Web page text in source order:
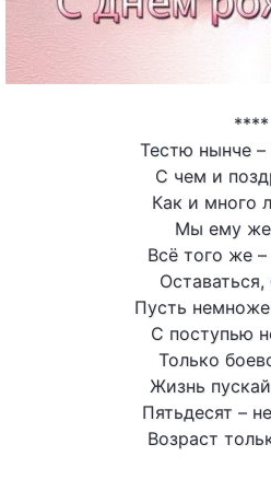
****
Тестю нынче –
С чем и
Как и много
Мы ему
Всё того же
Пусть
С поступью
Только
Жизнь
Пятьдесят –
Возраст